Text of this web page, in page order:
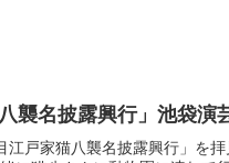
襲名披露興行」池袋演
江戸家猫八襲名披露興行」を